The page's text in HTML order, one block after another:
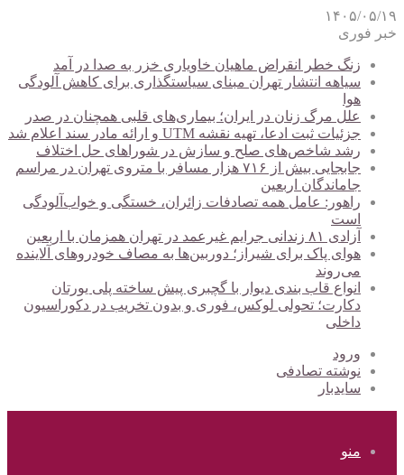
۱۴۰۵/۰۵/۱۹
خبر فوری
زنگ خطر انقراض ماهیان خاویاری خزر به صدا در آمد
سیاهه انتشار تهران مبنای سیاستگذاری برای کاهش آلودگی
هوا
علل مرگ زنان در ایران؛ بیماری‌های قلبی همچنان در صدر
جزئیات ثبت ادعا، تهیه نقشه UTM و ارائه مادر سند اعلام شد
رشد شاخص‌های صلح و سازش در شوراهای حل اختلاف
جابجایی بیش از ۷۱۶ هزار مسافر با متروی تهران در مراسم
جاماندگان اربعین
راهور: عامل همه تصادفات زائران، خستگی و خواب‌آلودگی
است
آزادی ۸۱ زندانی جرایم غیرعمد در تهران همزمان با اربعین
هوای پاک برای شیراز؛ دوربین‌ها به مصاف خودروهای آلاینده
می‌روند
انواع قاب بندی دیوار با گچبری پیش ساخته پلی یورتان
دکارت؛ تحولی لوکس، فوری و بدون تخریب در دکوراسیون
داخلی
ورود
نوشته تصادفی
سایدبار
منو